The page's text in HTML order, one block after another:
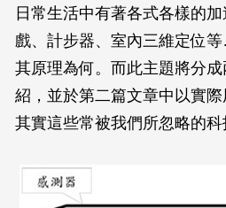
日常生活中有著各式各樣的
戲、計步器、室內三維定位
其原理為何。而此主題將分
紹，並於第二篇文章中以實
其實這些常被我們所忽略的